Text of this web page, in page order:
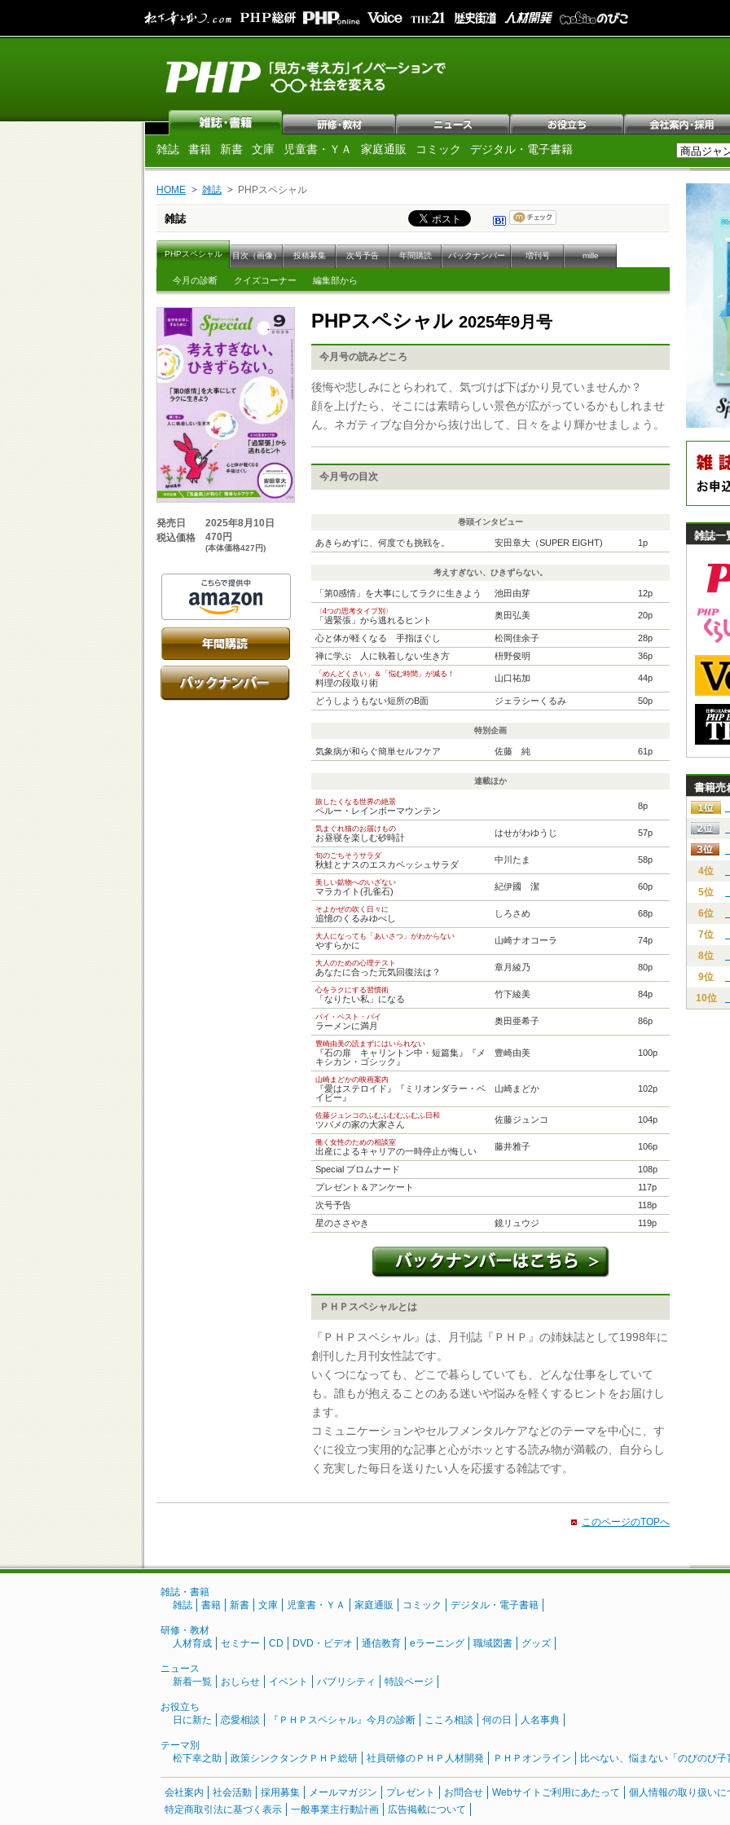
雑誌 書籍 新書 文庫 児童書・ＹＡ 家庭通販 コミック デジタル・電子書籍
HOME 雑誌 PHPスペシャル
雑誌
PHPスペシャル 目次（画像） 投稿募集 次号予告 年間購読 バックナンバー 増刊号 mille
今月の診断 クイズコーナー 編集部から
発売日
2025年8月10日
税込価格
470円
(本体価格427円)
PHPスペシャル 2025年9月号
今月号の読みどころ
後悔や悲しみにとらわれて、気づけば下ばかり見ていませんか？
顔を上げたら、そこには素晴らしい景色が広がっているかもしれませ
ん。ネガティブな自分から抜け出して、日々をより輝かせましょう。
今月号の目次
巻頭インタビュー
あきらめずに、何度でも挑戦を。 安田章大（SUPER EIGHT) 1p
考えすぎない、ひきずらない。
「第0感情」を大事にしてラクに生きよう 池田由芽 12p
〈4つの思考タイプ別〉
「過緊張」から逃れるヒント 奥田弘美 20p
心と体が軽くなる 手指ほぐし 松岡佳余子
28p
禅に学ぶ 人に執着しない生き方
枡野俊明 36p
「めんどくさい」＆「悩む時間」が減る！
料理の段取り術 山口祐加 44p
どうしようもない短所のB面 ジェラシーくるみ 50p
特別企画
気象病が和らぐ簡単セルフケア 佐藤 純 61p
連載ほか
旅したくなる世界の絶景
ペルー・レインボーマウンテン 8p
気まぐれ猫のお届けもの
お昼寝を楽しむ砂時計 はせがわゆうじ 57p
旬のごちそうサラダ
秋鮭とナスのエスカベッシュサラダ 中川たま 58p
美しい鉱物へのいざない
マラカイト(孔雀石) 紀伊國 潔 60p
そよかぜの吹く日々に
追憶のくるみゆべし しろさめ 68p
大人になっても「あいさつ」がわからない
やすらかに 山崎ナオコーラ 74p
大人のための心理テスト
あなたに合った元気回復法は？ 章月綾乃 80p
心をラクにする習慣術
「なりたい私」になる 竹下綾美 84p
バイ・ベスト・バイ
ラーメンに満月 奥田亜希子 86p
豊崎由美の読まずにはいられない
『石の扉 キャリントン中・短篇集』『メ
キシカン・ゴシック』
豊崎由美 100p
山崎まどかの映画案内
『愛はステロイド』『ミリオンダラー・ベ
イビー』
山崎まどか 102p
佐藤ジュンコのふむふむむふむふ日和
ツバメの家の大家さん 佐藤ジュンコ 104p
働く女性のための相談室
出産によるキャリアの一時停止が悔しい 藤井雅子 106p
Special プロムナード
108p
プレゼント＆アンケート
117p
次号予告
118p
星のささやき
鏡リュウジ 119p
ＰＨＰスペシャルとは
『ＰＨＰスペシャル』は、月刊誌『ＰＨＰ』の姉妹誌として1998年に
創刊した月刊女性誌です。
いくつになっても、どこで暮らしていても、どんな仕事をしていて
も。誰もが抱えることのある迷いや悩みを軽くするヒントをお届けし
ます。
コミュニケーションやセルフメンタルケアなどのテーマを中心に、す
ぐに役立つ実用的な記事と心がホッとする読み物が満載の、自分らし
く充実した毎日を送りたい人を応援する雑誌です。
このページのTOPへ
雑誌一
書籍売
4位
5位
6位
7位
8位
9位
10位
雑誌・書籍
雑誌
書籍 新書 文庫 児童書・ＹＡ 家庭通販 コミック デジタル・電子書籍
研修・教材
人材育成
セミナー CD DVD・ビデオ 通信教育 eラーニング 職域図書 グッズ
ニュース
新着一覧
おしらせ イベント パブリシティ 特設ページ
お役立ち
日に新た
恋愛相談 『ＰＨＰスペシャル』今月の診断 こころ相談 何の日 人名事典
テーマ別
松下幸之助
政策シンクタンクＰＨＰ総研 社員研修のＰＨＰ人材開発 ＰＨＰオンライン 比べない、悩まない「のびのび
会社案内 社会活動 採用募集 メールマガジン プレゼント お問合せ Webサイトご利用にあたって
個人情報の取り扱いに
特定商取引法に基づく表示
一般事業主行動計画 広告掲載について